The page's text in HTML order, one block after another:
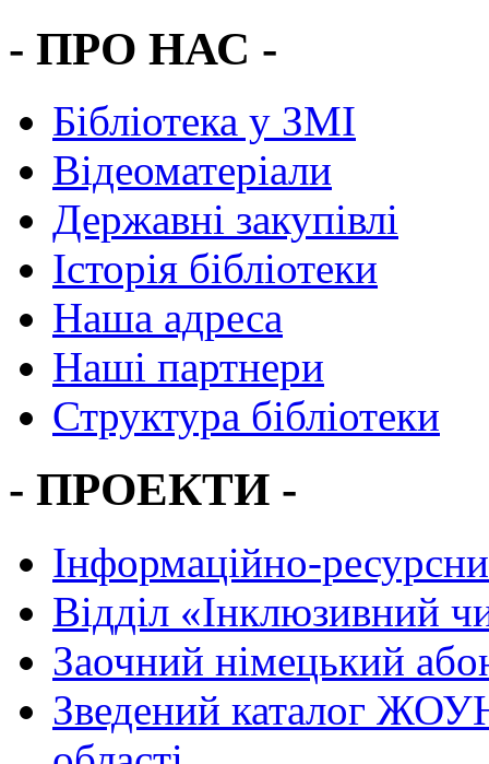
- ПРО НАС -
Бібліотека у ЗМІ
Відеоматеріали
Державні закупівлі
Історія бібліотеки
Наша адреса
Наші партнери
Структура бібліотеки
- ПРОЕКТИ -
Інформаційно-
Вiддiл «Інклюзивний
Заочний німецький
Зведений каталог